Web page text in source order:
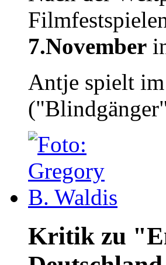
7.November
Antje spielt
Kritik zu